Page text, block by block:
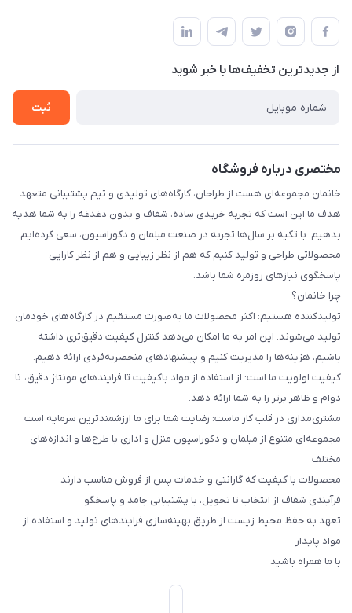
لیست محصولات
درباره ما
قوانین و مقررات
حریم خصوصی
راهنما
از جدید‌ترین تخفیف‌ها با‌ خبر شوید
ثبت
مختصری درباره فروشگاه
خانمان مجموعه‌ای هست از طراحان، کارگاه‌های تولیدی و تیم پشتیبانی متعهد.
هدف ما این است که تجربه خریدی ساده، شفاف و بدون دغدغه را به شما هدیه
بدهیم. با تکیه بر سال‌ها تجربه در صنعت مبلمان و دکوراسیون، سعی کرده‌ایم
محصولاتی طراحی و تولید کنیم که هم از نظر زیبایی و هم از نظر کارایی
پاسخگوی نیازهای روزمره شما باشد.
چرا خانمان؟
تولیدکننده هستیم: اکثر محصولات ما به‌صورت مستقیم در کارگاه‌های خودمان
تولید می‌شوند. این امر به ما امکان می‌دهد کنترل کیفیت دقیق‌تری داشته
باشیم، هزینه‌ها را مدیریت کنیم و پیشنهادهای منحصربه‌فردی ارائه دهیم.
کیفیت اولویت ما است: از استفاده از مواد باکیفیت تا فرایندهای مونتاژ دقیق، تا
دوام و ظاهر برتر را به شما ارائه دهد.
مشتری‌مداری در قلب کار ماست: رضایت شما برای ما ارزشمندترین سرمایه است
مجموعه‌ای متنوع از مبلمان و دکوراسیون منزل و اداری با طرح‌ها و اندازه‌های
مختلف
محصولات با کیفیت که گارانتی و خدمات پس از فروش مناسب دارند
فرآیندی شفاف از انتخاب تا تحویل، با پشتیبانی جامد و پاسخگو
تعهد به حفظ محیط زیست از طریق بهینه‌سازی فرایندهای تولید و استفاده از
مواد پایدار
با ما همراه باشید